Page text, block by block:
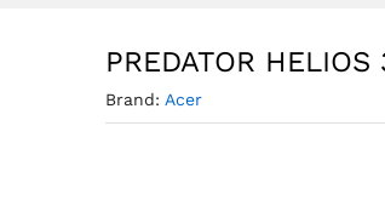
PREDATOR HELIOS
Brand: Acer